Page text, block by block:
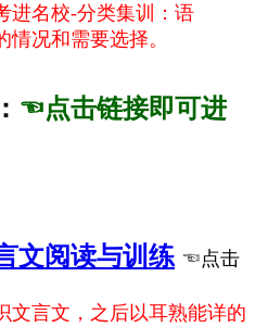
进名校-分类集训：语
况和需要选择。
☜点击链接即可进
文阅读与训练 ☜点击
文言文，之后以耳熟能详的